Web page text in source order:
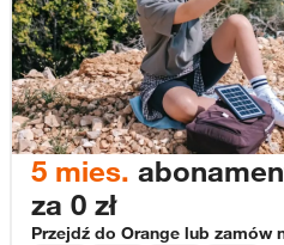
5 mies.
za 0 zł
Przejdź do Orange lub zamów